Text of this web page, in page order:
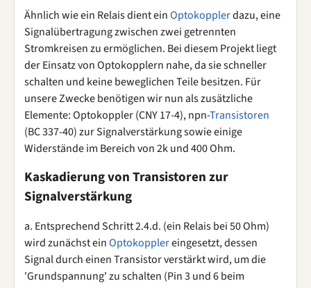
Ähnlich wie ein Relais dient einOptokopplerdazu, eine
Signalübertragung zwischen zwei getrennten
Stromkreisen zu ermöglichen. Bei diesem Projekt liegt
der Einsatz von Optokopplern nahe, da sie schneller
schalten und keine beweglichen Teile besitzen. Für
unsere Zwecke benötigen wir nun als zusätzliche
Elemente: Optokoppler (CNY 17-4), npn-Transistoren
(BC 337-40) zur Signalverstärkung sowie einige
Widerstände im Bereich von 2k und 400 Ohm.
Kaskadierung von Transistoren zur
Signalverstärkung
a. Entsprechend Schritt 2.4.d. (ein Relais bei 50 Ohm)
wird zunächst einOptokopplereingesetzt, dessen
Signal durch einen Transistor verstärkt wird, um die
'Grundspannung' zu schalten (Pin 3 und 6 beim